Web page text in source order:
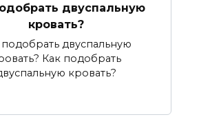
двуспальную
кровать?
подобрать двуспальную
Как подобрать
кровать?